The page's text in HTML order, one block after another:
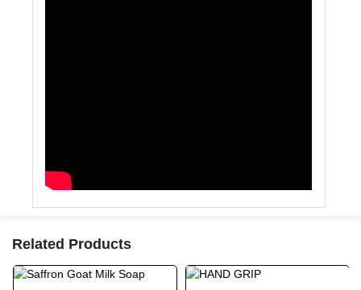
Related Products